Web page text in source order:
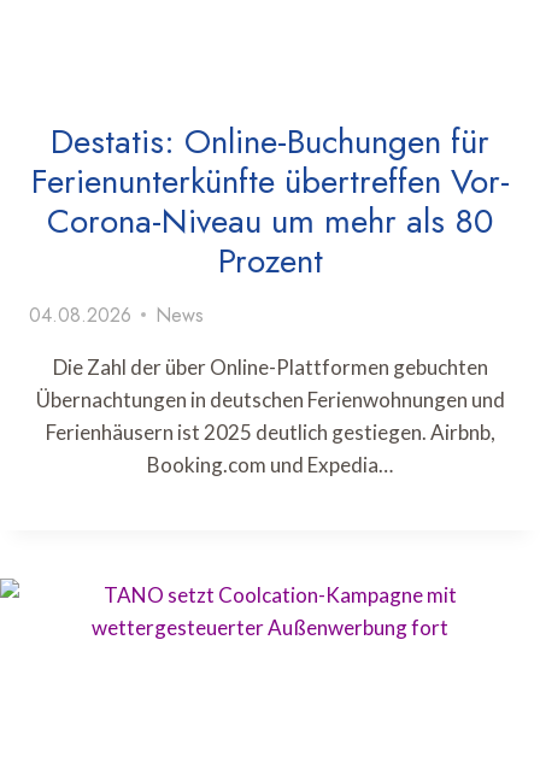
Destatis: Online-Buchungen für
Ferienunterkünfte übertreffen Vor-
Corona-Niveau um mehr als 80
Prozent
04.08.2026 News
Die Zahl der über Online-Plattformen gebuchten
Übernachtungen in deutschen Ferienwohnungen und
Ferienhäusern ist 2025 deutlich gestiegen. Airbnb,
Booking.com und Expedia…